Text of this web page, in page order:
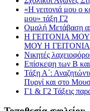
«Η γειτονιά μου ο
μου» τάξη Γ2
Ομαλή Μετάβαση
Η ΓΕΙΤΟΝΙΑ
ΜΟΥ Η
Νικητές
Επίσκεψη των Β
Τάξη Α΄:
Πυργί και στο
Γ1 & Γ2 Τάξεις